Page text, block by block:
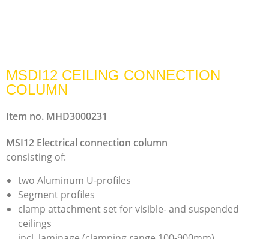
MSDI12 CEILING CONNECTION
COLUMN
Item no. MHD3000231
MSI12 Electrical connection column
consisting of:
two Aluminum U-profiles
Segment profiles
clamp attachment set for visible- and suspended
ceilings